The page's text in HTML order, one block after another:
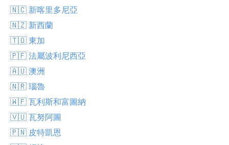
🇳🇨 新喀里多尼亞
🇳🇿 新西蘭
🇹🇴 東加
🇵🇫 法屬波利尼西亞
🇦🇺 澳洲
🇳🇷 瑙魯
🇼🇫 瓦利斯和富圖納
🇻🇺 瓦努阿圖
🇵🇳 皮特凱恩